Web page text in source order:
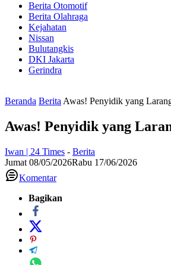
Berita Otomotif
Berita Olahraga
Kejahatan
Nissan
Bulutangkis
DKI Jakarta
Gerindra